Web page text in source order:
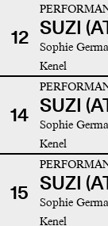
12 SUZI
Sophie
Kenel
14 SUZI
Sophie
Kenel
15 SUZI
Sophie
Kenel